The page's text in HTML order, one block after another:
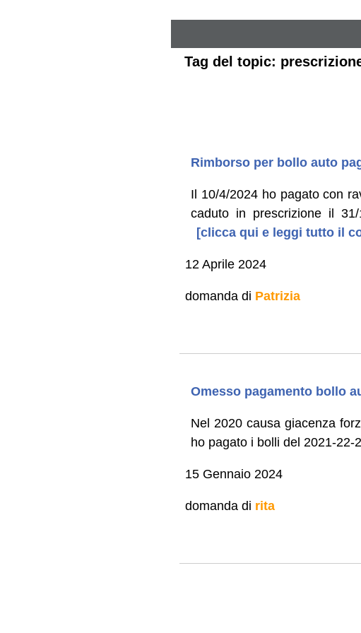
Tag del topic:
Rimborso per bollo auto
Il 10/4/2024 ho pagato con
caduto in prescrizione il
[clicca qui e leggi tutto il
12 Aprile 2024
domanda di Patrizia
Omesso pagamento bollo
Nel 2020 causa giacenza
ho pagato i bolli del 2021-22-
15 Gennaio 2024
domanda di rita